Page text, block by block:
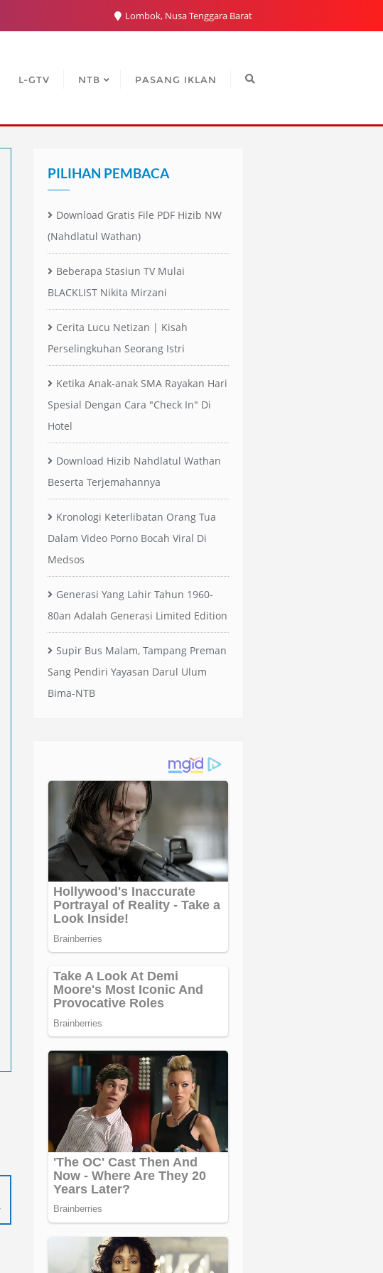
Lombok, Nusa Tenggara Barat
L-GTV NTB PASANG IKLAN
PILIHAN PEMBACA
Download Gratis File PDF Hizib NW
(Nahdlatul Wathan)
Beberapa Stasiun TV Mulai
BLACKLIST Nikita Mirzani
Cerita Lucu Netizan | Kisah
Perselingkuhan Seorang Istri
Ketika Anak-anak SMA Rayakan Hari
Spesial Dengan Cara "Check In" Di
Hotel
Download Hizib Nahdlatul Wathan
Beserta Terjemahannya
Kronologi Keterlibatan Orang Tua
Dalam Video Porno Bocah Viral Di
Medsos
Generasi Yang Lahir Tahun 1960-
80an Adalah Generasi Limited Edition
Supir Bus Malam, Tampang Preman
Sang Pendiri Yayasan Darul Ulum
Bima-NTB